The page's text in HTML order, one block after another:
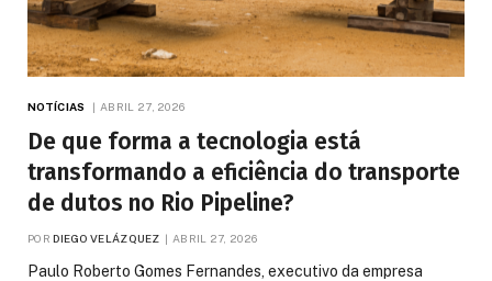
NOTÍCIAS ABRIL 27, 2026
De que forma a tecnologia está
transformando a eficiência do transporte
de dutos no Rio Pipeline?
POR DIEGO VELÁZQUEZ ABRIL 27, 2026
Paulo Roberto Gomes Fernandes, executivo da empresa